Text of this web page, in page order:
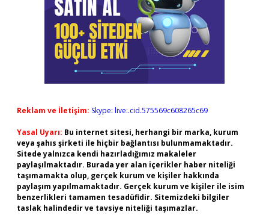
Reklam ve İletişim: Skype: live:.cid.575569c608265c69
Yasal Uyarı: Bu internet sitesi, herhangi bir marka, kurum
veya şahıs şirketi ile hiçbir bağlantısı bulunmamaktadır.
Sitede yalnızca kendi hazırladığımız makaleler
paylaşılmaktadır. Burada yer alan içerikler haber niteliği
taşımamakta olup, gerçek kurum ve kişiler hakkında
paylaşım yapılmamaktadır. Gerçek kurum ve kişiler ile isim
benzerlikleri tamamen tesadüfidir. Sitemizdeki bilgiler
taslak halindedir ve tavsiye niteliği taşımazlar.